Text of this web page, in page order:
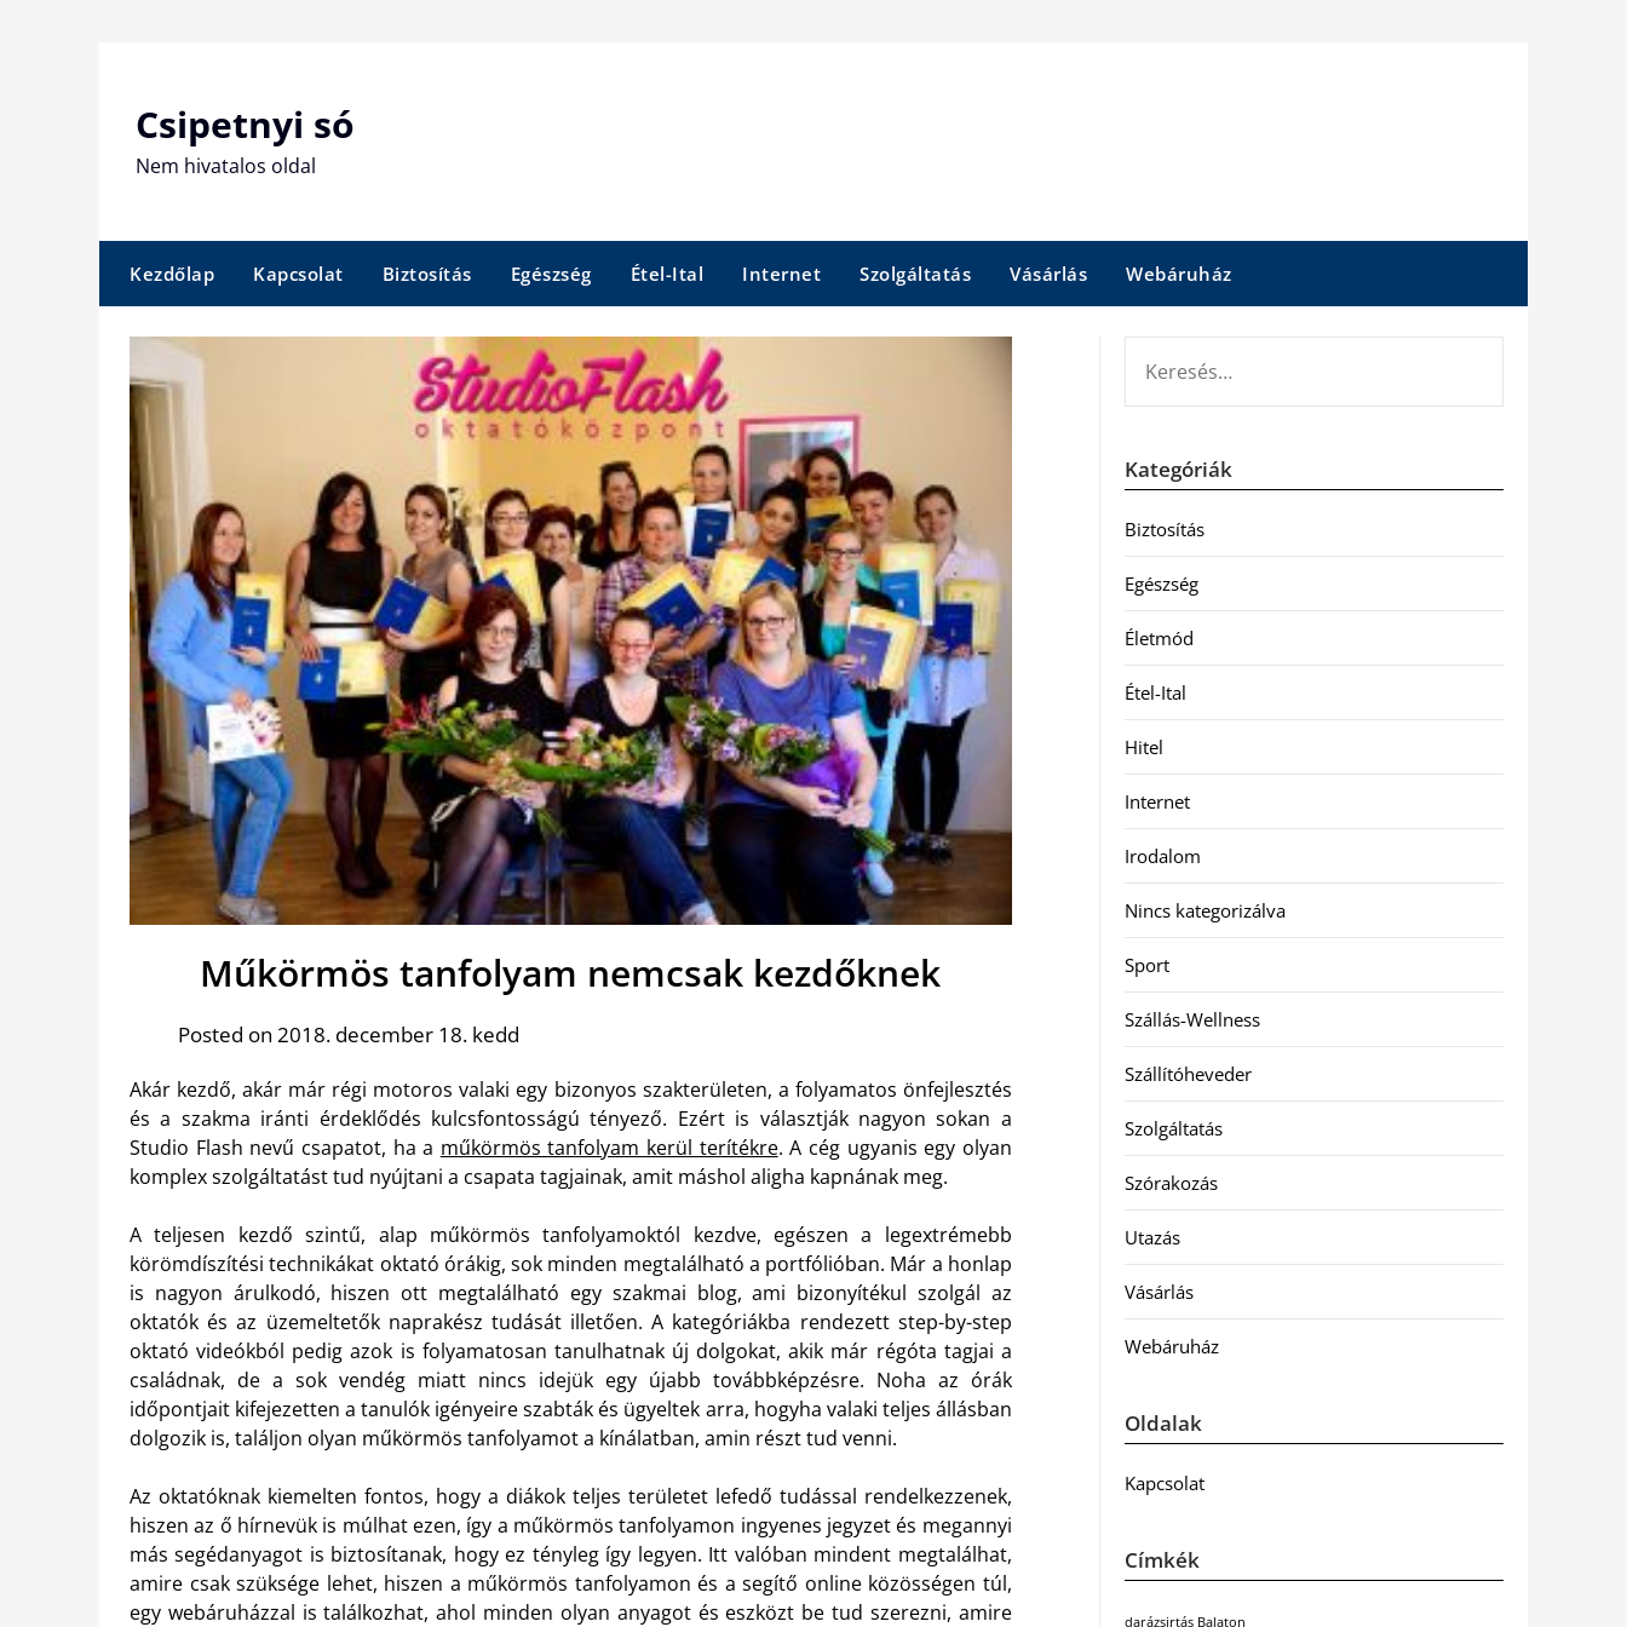
Csipetnyi só
Nem hivatalos oldal
Kezdőlap Kapcsolat Biztosítás Egészség Étel-Ital Internet Szolgáltatás Vásárlás Webáruház
Műkörmös tanfolyam nemcsak kezdőknek
Posted on 2018. december 18. kedd
Akár kezdő, akár már régi motoros valaki egy bizonyos szakterületen, a folyamatos önfejlesztés
és a szakma iránti érdeklődés kulcsfontosságú tényező. Ezért is választják nagyon sokan a
Studio Flash nevű csapatot, ha a műkörmös tanfolyam kerül terítékre. A cég ugyanis egy olyan
komplex szolgáltatást tud nyújtani a csapata tagjainak, amit máshol aligha kapnának meg.
A teljesen kezdő szintű, alap műkörmös tanfolyamoktól kezdve, egészen a legextrémebb
körömdíszítési technikákat oktató órákig, sok minden megtalálható a portfólióban. Már a honlap
is nagyon árulkodó, hiszen ott megtalálható egy szakmai blog, ami bizonyítékul szolgál az
oktatók és az üzemeltetők naprakész tudását illetően. A kategóriákba rendezett step-by-step
oktató videókból pedig azok is folyamatosan tanulhatnak új dolgokat, akik már régóta tagjai a
családnak, de a sok vendég miatt nincs idejük egy újabb továbbképzésre. Noha az órák
időpontjait kifejezetten a tanulók igényeire szabták és ügyeltek arra, hogyha valaki teljes állásban
dolgozik is, találjon olyan műkörmös tanfolyamot a kínálatban, amin részt tud venni.
Az oktatóknak kiemelten fontos, hogy a diákok teljes területet lefedő tudással rendelkezzenek,
hiszen az ő hírnevük is múlhat ezen, így a műkörmös tanfolyamon ingyenes jegyzet és megannyi
más segédanyagot is biztosítanak, hogy ez tényleg így legyen. Itt valóban mindent megtalálhat,
amire csak szüksége lehet, hiszen a műkörmös tanfolyamon és a segítő online közösségen túl,
egy webáruházzal is találkozhat, ahol minden olyan anyagot és eszközt be tud szerezni, amire
Kategóriák
Biztosítás
Egészség
Életmód
Étel-Ital
Hitel
Internet
Irodalom
Nincs kategorizálva
Sport
Szállás-Wellness
Szállítóheveder
Szolgáltatás
Szórakozás
Utazás
Vásárlás
Webáruház
Oldalak
Kapcsolat
Címkék
darázsirtás Balaton